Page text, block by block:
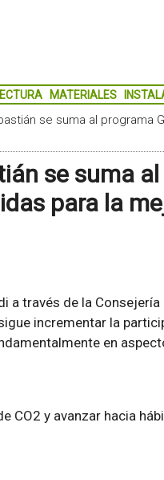
MATERIALES
se suma al programa
se suma al
para la
a través de la
incrementar la
en
CO2 y avanzar hacia